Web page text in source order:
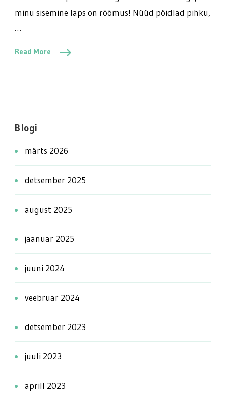
minu sisemine laps on rõõmus! Nüüd pöidlad pihku,
…
Read More
Blogi
märts 2026
detsember 2025
august 2025
jaanuar 2025
juuni 2024
veebruar 2024
detsember 2023
juuli 2023
aprill 2023